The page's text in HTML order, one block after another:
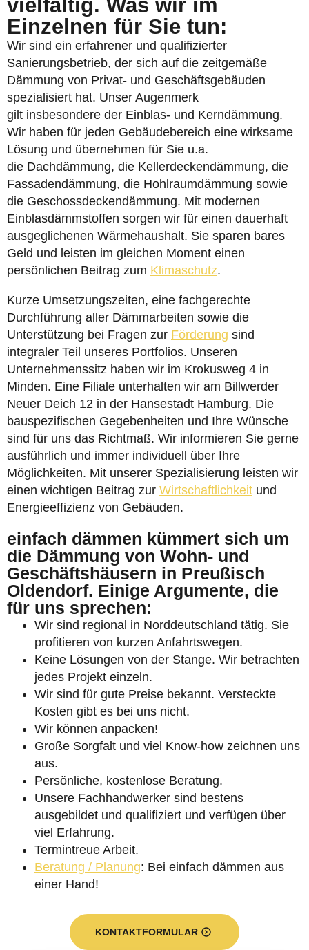
vielfältig. Was wir im
Einzelnen für Sie tun:
Wir sind ein erfahrener und qualifizierter
Sanierungsbetrieb, der sich auf die zeitgemäße
Dämmung von Privat- und Geschäftsgebäuden
spezialisiert hat. Unser Augenmerk
gilt insbesondere der Einblas- und Kerndämmung.
Wir haben für jeden Gebäudebereich eine wirksame
Lösung und übernehmen für Sie u.a.
die Dachdämmung, die Kellerdeckendämmung, die
Fassadendämmung, die Hohlraumdämmung sowie
die Geschossdeckendämmung. Mit modernen
Einblasdämmstoffen sorgen wir für einen dauerhaft
ausgeglichenen Wärmehaushalt. Sie sparen bares
Geld und leisten im gleichen Moment einen
persönlichen Beitrag zum Klimaschutz.
Kurze Umsetzungszeiten, eine fachgerechte
Durchführung aller Dämmarbeiten sowie die
Unterstützung bei Fragen zur Förderung sind
integraler Teil unseres Portfolios. Unseren
Unternehmenssitz haben wir im Krokusweg 4 in
Minden. Eine Filiale unterhalten wir am Billwerder
Neuer Deich 12 in der Hansestadt Hamburg. Die
bauspezifischen Gegebenheiten und Ihre Wünsche
sind für uns das Richtmaß. Wir informieren Sie gerne
ausführlich und immer individuell über Ihre
Möglichkeiten. Mit unserer Spezialisierung leisten wir
einen wichtigen Beitrag zur Wirtschaftlichkeit und
Energieeffizienz von Gebäuden.
einfach dämmen kümmert sich um
die Dämmung von Wohn- und
Geschäftshäusern in Preußisch
Oldendorf. Einige Argumente, die
für uns sprechen:
Wir sind regional in Norddeutschland tätig. Sie
profitieren von kurzen Anfahrtswegen.
Keine Lösungen von der Stange. Wir betrachten
jedes Projekt einzeln.
Wir sind für gute Preise bekannt. Versteckte
Kosten gibt es bei uns nicht.
Wir können anpacken!
Große Sorgfalt und viel Know-how zeichnen uns
aus.
Persönliche, kostenlose Beratung.
Unsere Fachhandwerker sind bestens
ausgebildet und qualifiziert und verfügen über
viel Erfahrung.
Termintreue Arbeit.
Beratung / Planung: Bei einfach dämmen aus
einer Hand!
KONTAKTFORMULAR